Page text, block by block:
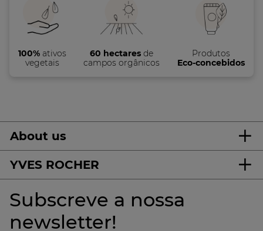
100%ativos
vegetais
60 hectares de
campos orgânicos
Produtos
Eco-concebidos
About us
YVES ROCHER
Subscreve a nossa
newsletter!